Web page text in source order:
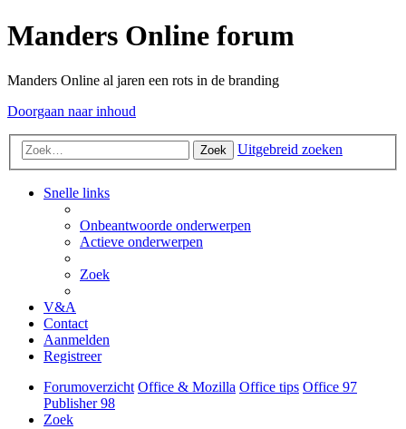
Manders Online forum
Manders Online al jaren een rots in de branding
Doorgaan naar inhoud
Zoek Uitgebreid zoeken
Snelle links
Onbeantwoorde onderwerpen
Actieve onderwerpen
Zoek
V&A
Contact
Aanmelden
Registreer
Forumoverzicht Office & Mozilla Office tips Office 97
Publisher 98
Zoek